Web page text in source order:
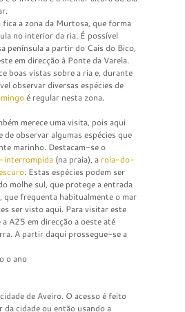
a zona da Murtosa, que forma
no interior da ria. É possível
península a partir do Cais do Bico,
em direcção à Ponte da Varela.
boas vistas sobre a ria e, durante
observar diversas espécies de
é regular nesta zona.
merece uma visita, pois aqui
de observar algumas espécies que
marinho. Destacam-se o
interrompida (na praia), a rola-do-
. Estas espécies podem ser
molhe sul, que protege a entrada
, que frequenta habitualmente o mar
ser visto aqui. Para visitar este
A25 em direcção a oeste até
A partir daqui prossegue-se a
o ano
de Aveiro. O acesso é feito
cidade ou então usando a